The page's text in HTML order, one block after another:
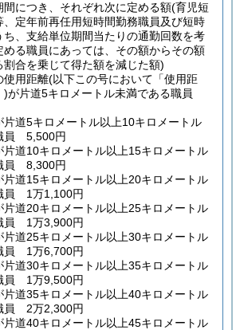
間につき、それぞれ次に定める額(育児短
、定年前再任用短時間勤務職員及び短時
ち、支給単位期間当たりの通勤回数を考
める職員にあっては、その額からその額
割合を乗じて得た額を減じた額)
使用距離(以下この号において「使用距
)が片道5キロメートル未満である職員
片道5キロメートル以上10キロメートル
員 5,500円
片道10キロメートル以上15キロメートル
員 8,300円
片道15キロメートル以上20キロメートル
員 1万1,100円
片道20キロメートル以上25キロメートル
員 1万3,900円
片道25キロメートル以上30キロメートル
員 1万6,700円
片道30キロメートル以上35キロメートル
員 1万9,500円
片道35キロメートル以上40キロメートル
員 2万2,300円
片道40キロメートル以上45キロメートル